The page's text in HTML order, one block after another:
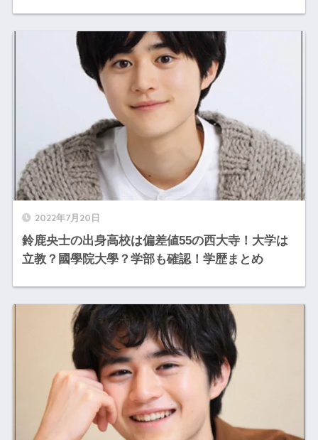
2022年7月20日
鈴鹿央士の出身高校は偏差値55の西大寺！大学は
立教？國學院大學？学部も確認！学歴まとめ